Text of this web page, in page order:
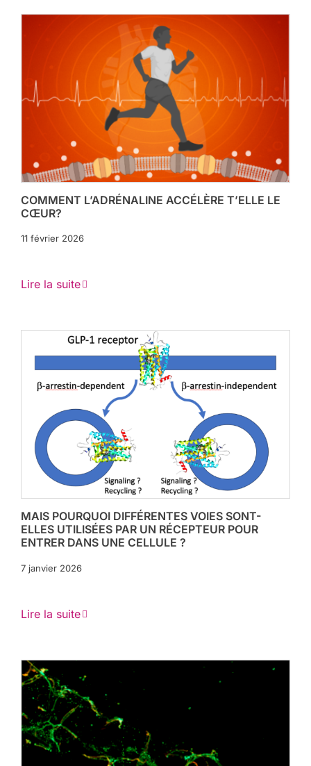
COMMENT L’ADRÉNALINE ACCÉLÈRE T’ELLE LE
CŒUR?
11 février 2026
Lire la suite
MAIS POURQUOI DIFFÉRENTES VOIES SONT-
ELLES UTILISÉES PAR UN RÉCEPTEUR POUR
ENTRER DANS UNE CELLULE ?
7 janvier 2026
Lire la suite